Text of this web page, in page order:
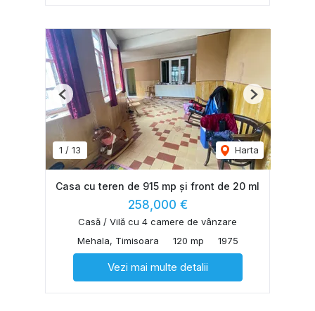
1 / 13 Harta
Previous Next
Casa cu teren de 915 mp și front de 20 ml
258,000 €
Casă / Vilă cu 4 camere de vânzare
Mehala, Timisoara
120 mp 1975
Vezi mai multe detalii